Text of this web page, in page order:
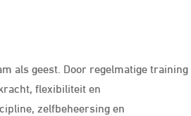
als geest. Door regelmatige training
flexibiliteit en
zelfbeheersing en